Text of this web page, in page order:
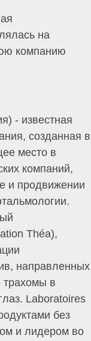
на
компанию
- известная
созданная в
место в
компаний,
и продвижении
Théa),
направленных
трахомы в
Laboratoires
без
и лидером во